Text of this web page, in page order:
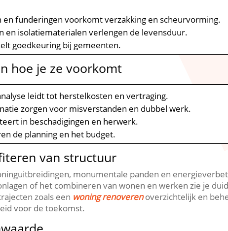
en funderingen voorkomt verzakking en scheurvorming.​
en isolatiematerialen verlengen de levensduur.​
goedkeuring bij gemeenten.​
hoe je ze voorkomt
leidt tot herstelkosten en vertraging.​
zorgen voor misverstanden en dubbel werk.​
in beschadigingen en herwerk.​
de planning en het budget.​
van structuur
monumentale panden en
of het combineren van wonen en werken zie je
zoals een woning renoverenoverzichtelijk en
voor de toekomst.​